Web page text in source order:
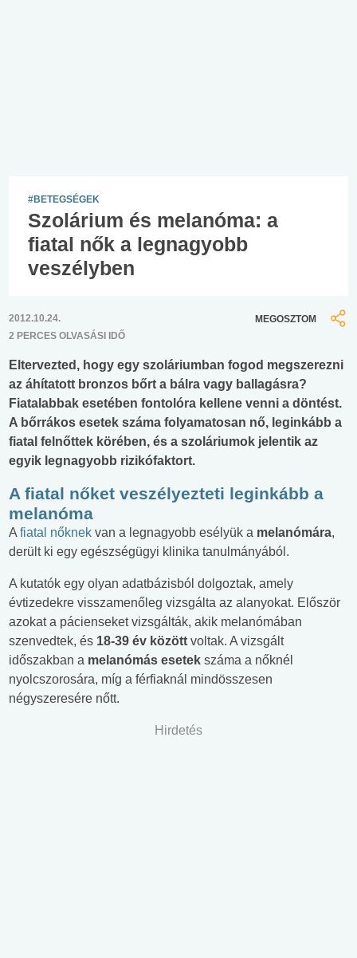
#BETEGSÉGEK
Szolárium és melanóma: a
fiatal nők a legnagyobb
veszélyben
2012.10.24.
2 PERCES OLVASÁSI IDŐ
MEGOSZTOM
Eltervezted, hogy egy szoláriumban fogod megszerezni
az áhítatott bronzos bőrt a bálra vagy ballagásra?
Fiatalabbak esetében fontolóra kellene venni a döntést.
A bőrrákos esetek száma folyamatosan nő, leginkább a
fiatal felnőttek körében, és a szoláriumok jelentik az
egyik legnagyobb rizikófaktort.
A fiatal nőket veszélyezteti leginkább a
melanóma
A fiatal nőknek van a legnagyobb esélyük a melanómára,
derült ki egy egészségügyi klinika tanulmányából.
A kutatók egy olyan adatbázisból dolgoztak, amely
évtizedekre visszamenőleg vizsgálta az alanyokat. Először
azokat a pácienseket vizsgálták, akik melanómában
szenvedtek, és 18-39 év között voltak. A vizsgált
időszakban a melanómás esetek száma a nőknél
nyolcszorosára, míg a férfiaknál mindösszesen
négyszeresére nőtt.
Hirdetés